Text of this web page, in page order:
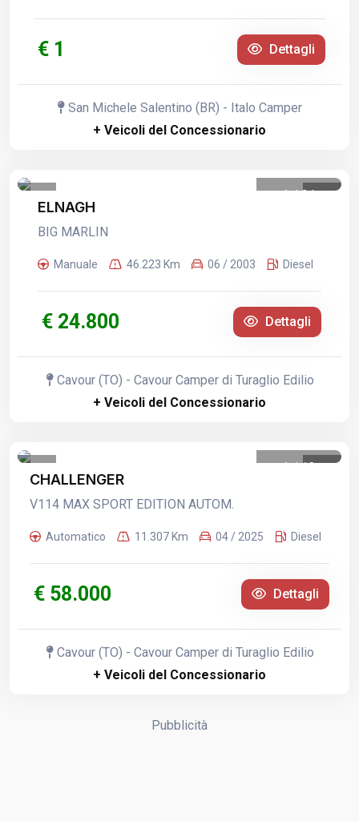
€ 1 Dettagli
San Michele Salentino (BR) - Italo Camper
+ Veicoli del Concessionario
1 /21
ELNAGH
BIG MARLIN
Manuale 46.223 Km 06 / 2003 Diesel
€ 24.800 Dettagli
Cavour (TO) - Cavour Camper di Turaglio Edilio
+ Veicoli del Concessionario
1 /13
CHALLENGER
V114 MAX SPORT EDITION AUTOM.
Automatico 11.307 Km 04 / 2025 Diesel
€ 58.000 Dettagli
Cavour (TO) - Cavour Camper di Turaglio Edilio
+ Veicoli del Concessionario
Pubblicità